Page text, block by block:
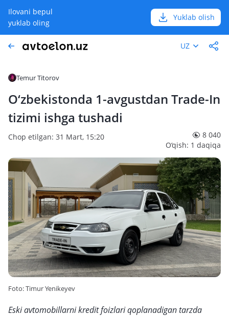
Ilovani bepul
yuklab oling
Yuklab olish
UZ
Temur Titorov
O‘zbekistonda 1-avgustdan Trade-In
tizimi ishga tushadi
Chop etilgan: 31 Mart, 15:20
8 040
O‘qish: 1 daqiqa
Foto: Timur Yenikeyev
Eski avtomobillarni kredit foizlari qoplanadigan tarzda